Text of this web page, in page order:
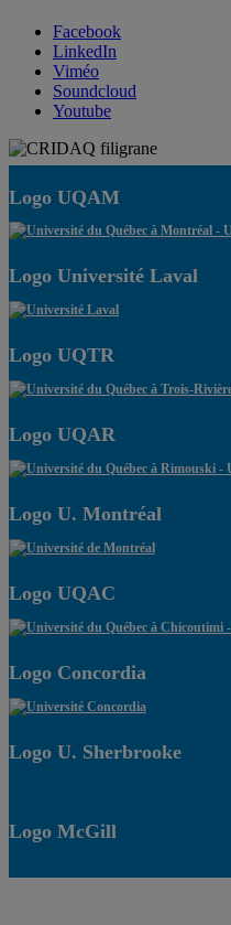
Facebook
LinkedIn
Viméo
Soundcloud
Youtube
Logo UQAM
Logo Université Laval
Logo UQTR
Logo UQAR
Logo U. Montréal
Logo UQAC
Logo Concordia
Logo U. Sherbrooke
Logo McGill